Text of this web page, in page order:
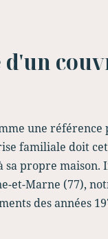
une
familiale doit
propre
et-Marne (77),
des années